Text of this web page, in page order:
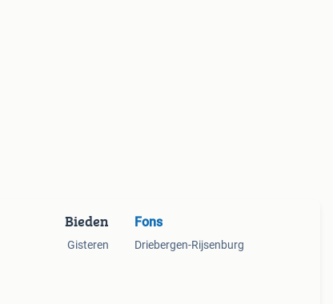
Bieden
Gisteren
Fons
Driebergen-Rijsenburg